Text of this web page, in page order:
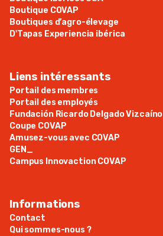
Boutique COVAP
Boutiques d’agro-élevage
D'Tapas Experiencia ibérica
Liens intéressants
Portail des membres
Portail des employés
Fundación Ricardo Delgado Vizcaíno
Coupe COVAP
Amusez-vous avec COVAP
GEN_
Campus Innovaction COVAP
Informations
Contact
Qui sommes-nous ?